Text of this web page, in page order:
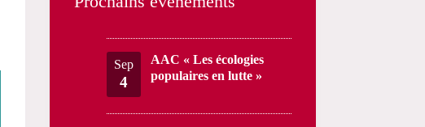
Sep
4
AAC « Les écologies
populaires en lutte »